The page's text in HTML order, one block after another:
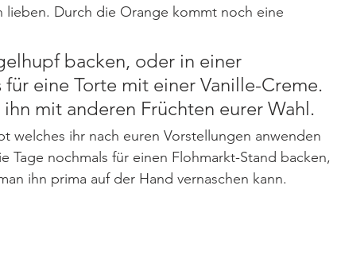
lieben. Durch die Orange kommt noch eine
backen, oder in einer
für eine Torte mit einer Vanille-Creme.
mit anderen Früchten eurer Wahl.
welches ihr nach euren Vorstellungen anwenden
Tage nochmals für einen Flohmarkt-Stand backen,
ihn prima auf der Hand vernaschen kann.